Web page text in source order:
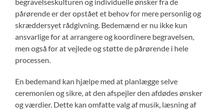
pårørende er der opstået et behov for mere personlig og
skræddersyet rådgivning. Bedemænd er nu ikke kun
ansvarlige for at arrangere og koordinere begravelsen,
men også for at vejlede og støtte de pårørende i hele
processen.
En bedemand kan hjælpe med at planlægge selve
ceremonien og sikre, at den afspejler den afdødes ønsker
og værdier. Dette kan omfatte valg af musik, læsning af